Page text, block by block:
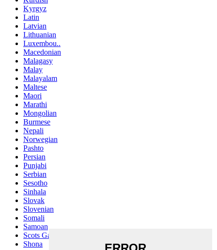
Kyrgyz
Latin
Latvian
Lithuanian
Luxembou..
Macedonian
Malagasy
Malay
Malayalam
Maltese
Maori
Marathi
Mongolian
Burmese
Nepali
Norwegian
Pashto
Persian
Punjabi
Serbian
Sesotho
Sinhala
Slovak
Slovenian
Somali
Samoan
Scots Gaelic
Shona